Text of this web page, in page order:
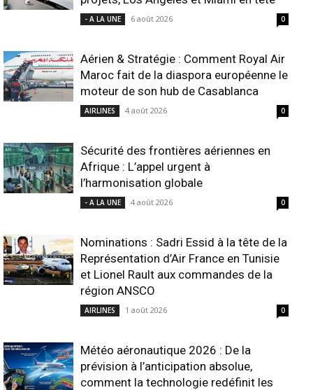
- A LA UNE 6 août 2026 0
Aérien & Stratégie : Comment Royal Air
Maroc fait de la diaspora européenne le
moteur de son hub de Casablanca
AIRLINES 4 août 2026 0
Sécurité des frontières aériennes en
Afrique : L’appel urgent à
l’harmonisation globale
- A LA UNE 4 août 2026 0
Nominations : Sadri Essid à la tête de la
Représentation d’Air France en Tunisie
et Lionel Rault aux commandes de la
région ANSCO
AIRLINES 1 août 2026 0
Météo aéronautique 2026 : De la
prévision à l’anticipation absolue,
comment la technologie redéfinit les